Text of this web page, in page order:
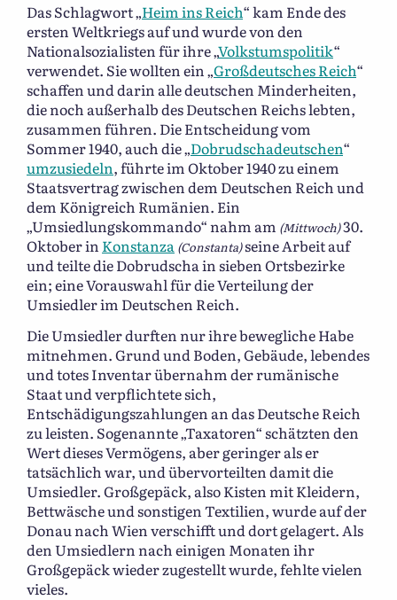
Das Schlagwort „Heim ins Reich“ kam Ende des
ersten Weltkriegs auf und wurde von den
Nationalsozialisten für ihre „Volkstumspolitik“
verwendet. Sie wollten ein „Großdeutsches Reich“
schaffen und darin alle deutschen Minderheiten,
die noch außerhalb des Deutschen Reichs lebten,
zusammen führen. Die Entscheidung vom
Sommer 1940, auch die „Dobrudschadeutschen“
umzusiedeln, führte im Oktober 1940 zu einem
Staatsvertrag zwischen dem Deutschen Reich und
dem Königreich Rumänien. Ein
„Umsiedlungskommando“ nahm am (Mittwoch)30.
Oktober in Konstanza (Constanta)seine Arbeit auf
und teilte die Dobrudscha in sieben Ortsbezirke
ein; eine Vorauswahl für die Verteilung der
Umsiedler im Deutschen Reich.
Die Umsiedler durften nur ihre bewegliche Habe
mitnehmen. Grund und Boden, Gebäude, lebendes
und totes Inventar übernahm der rumänische
Staat und verpflichtete sich,
Entschädigungszahlungen an das Deutsche Reich
zu leisten. Sogenannte „Taxatoren“ schätzten den
Wert dieses Vermögens, aber geringer als er
tatsächlich war, und übervorteilten damit die
Umsiedler. Großgepäck, also Kisten mit Kleidern,
Bettwäsche und sonstigen Textilien, wurde auf der
Donau nach Wien verschifft und dort gelagert. Als
den Umsiedlern nach einigen Monaten ihr
Großgepäck wieder zugestellt wurde, fehlte vielen
vieles.